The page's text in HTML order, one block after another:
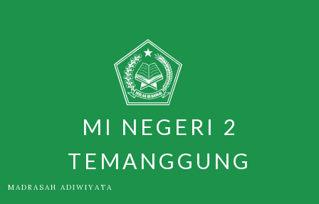
MI NEGERI 2
TEMANGGUNG
MADRASAH ADIWIYATA